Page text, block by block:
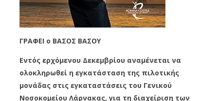
ΓΡΑΦΕΙ ο ΒΑΣΟΣ ΒΑΣΟΥ
Εντός ερχόμενου Δεκεμβρίου αναμένεται να
ολοκληρωθεί η εγκατάσταση της πιλοτικής
μονάδας στις εγκαταστάσεις του Γενικού
Νοσοκομείου Λάρνακας, για τη διαχείριση των